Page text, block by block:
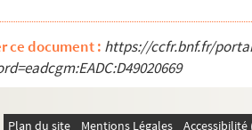
747. Dissertation sur la fondation de la
748. Correspondance d'A.-L. Millin, de
749. Les antiquités d'Arles, par A.-L.
ce document : https://ccfr.bnf.fr/
Plan du site Mentions Légales